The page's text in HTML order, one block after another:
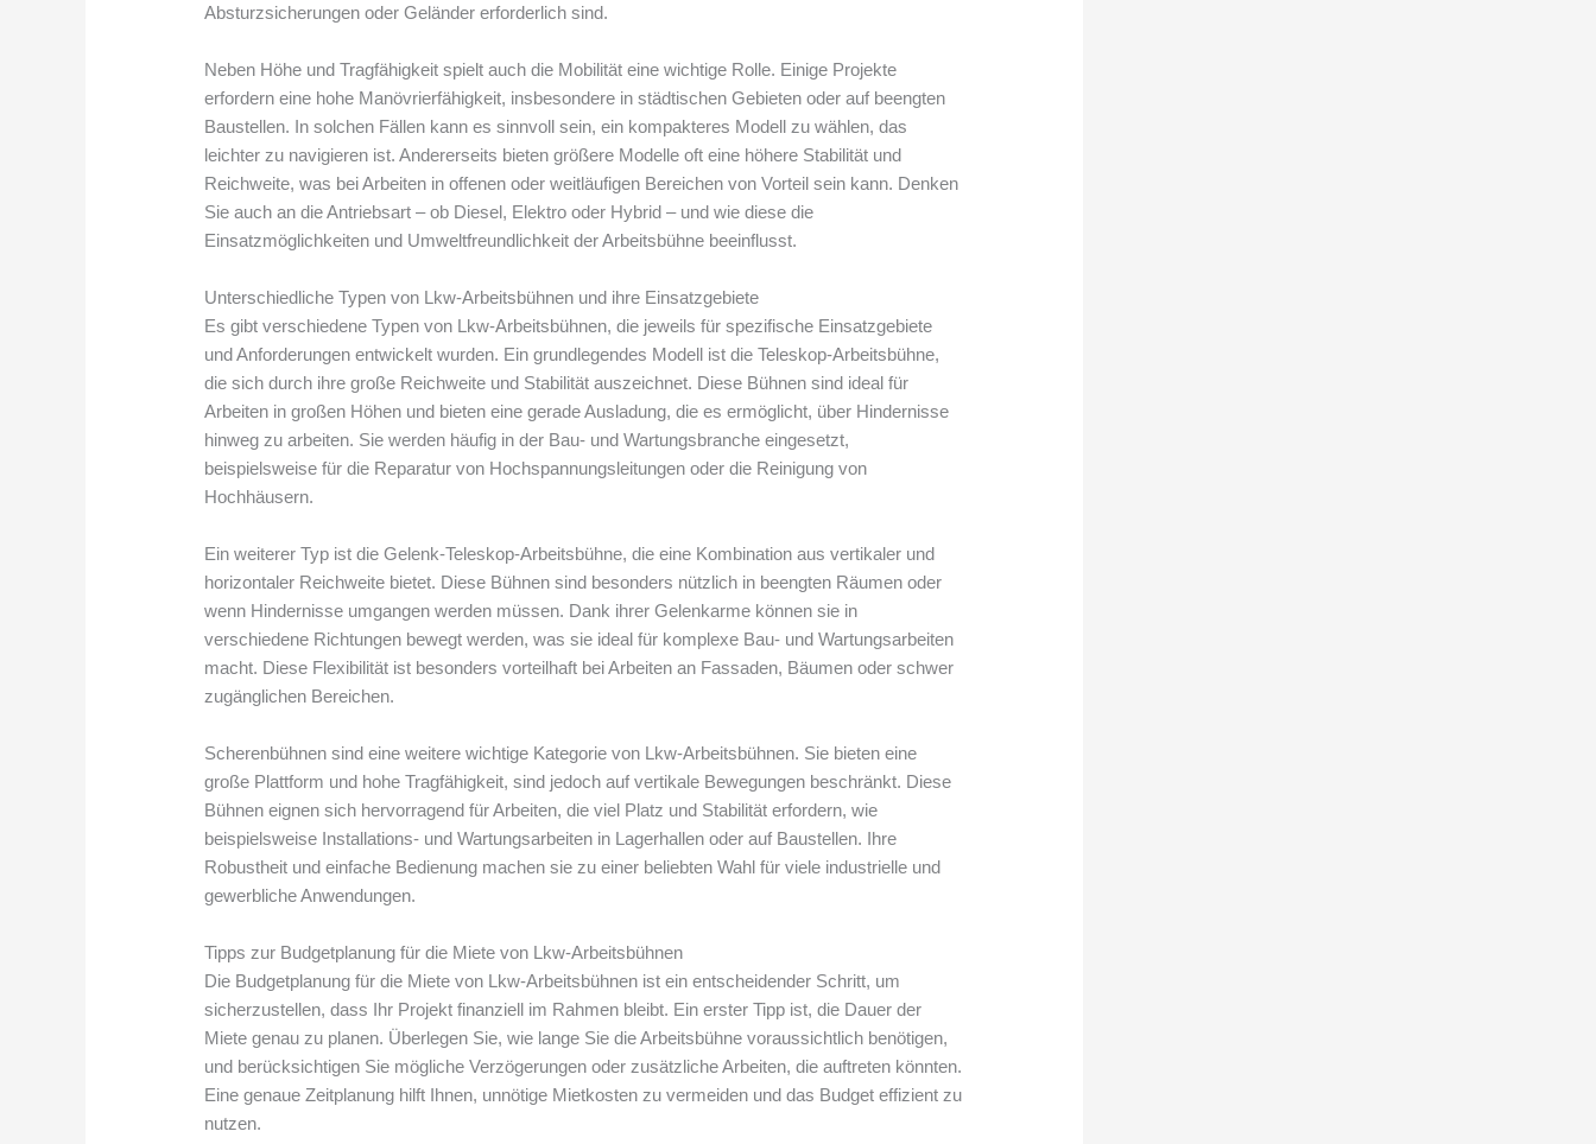
Absturzsicherungen oder Geländer erforderlich sind.
Neben Höhe und Tragfähigkeit spielt auch die Mobilität eine wichtige Rolle. Einige Projekte
erfordern eine hohe Manövrierfähigkeit, insbesondere in städtischen Gebieten oder auf beengten
Baustellen. In solchen Fällen kann es sinnvoll sein, ein kompakteres Modell zu wählen, das
leichter zu navigieren ist. Andererseits bieten größere Modelle oft eine höhere Stabilität und
Reichweite, was bei Arbeiten in offenen oder weitläufigen Bereichen von Vorteil sein kann. Denken
Sie auch an die Antriebsart – ob Diesel, Elektro oder Hybrid – und wie diese die
Einsatzmöglichkeiten und Umweltfreundlichkeit der Arbeitsbühne beeinflusst.
Unterschiedliche Typen von Lkw-Arbeitsbühnen und ihre Einsatzgebiete
Es gibt verschiedene Typen von Lkw-Arbeitsbühnen, die jeweils für spezifische Einsatzgebiete
und Anforderungen entwickelt wurden. Ein grundlegendes Modell ist die Teleskop-Arbeitsbühne,
die sich durch ihre große Reichweite und Stabilität auszeichnet. Diese Bühnen sind ideal für
Arbeiten in großen Höhen und bieten eine gerade Ausladung, die es ermöglicht, über Hindernisse
hinweg zu arbeiten. Sie werden häufig in der Bau- und Wartungsbranche eingesetzt,
beispielsweise für die Reparatur von Hochspannungsleitungen oder die Reinigung von
Hochhäusern.
Ein weiterer Typ ist die Gelenk-Teleskop-Arbeitsbühne, die eine Kombination aus vertikaler und
horizontaler Reichweite bietet. Diese Bühnen sind besonders nützlich in beengten Räumen oder
wenn Hindernisse umgangen werden müssen. Dank ihrer Gelenkarme können sie in
verschiedene Richtungen bewegt werden, was sie ideal für komplexe Bau- und Wartungsarbeiten
macht. Diese Flexibilität ist besonders vorteilhaft bei Arbeiten an Fassaden, Bäumen oder schwer
zugänglichen Bereichen.
Scherenbühnen sind eine weitere wichtige Kategorie von Lkw-Arbeitsbühnen. Sie bieten eine
große Plattform und hohe Tragfähigkeit, sind jedoch auf vertikale Bewegungen beschränkt. Diese
Bühnen eignen sich hervorragend für Arbeiten, die viel Platz und Stabilität erfordern, wie
beispielsweise Installations- und Wartungsarbeiten in Lagerhallen oder auf Baustellen. Ihre
Robustheit und einfache Bedienung machen sie zu einer beliebten Wahl für viele industrielle und
gewerbliche Anwendungen.
Tipps zur Budgetplanung für die Miete von Lkw-Arbeitsbühnen
Die Budgetplanung für die Miete von Lkw-Arbeitsbühnen ist ein entscheidender Schritt, um
sicherzustellen, dass Ihr Projekt finanziell im Rahmen bleibt. Ein erster Tipp ist, die Dauer der
Miete genau zu planen. Überlegen Sie, wie lange Sie die Arbeitsbühne voraussichtlich benötigen,
und berücksichtigen Sie mögliche Verzögerungen oder zusätzliche Arbeiten, die auftreten könnten.
Eine genaue Zeitplanung hilft Ihnen, unnötige Mietkosten zu vermeiden und das Budget effizient zu
nutzen.